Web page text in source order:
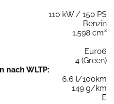
110 kW / 150 PS
Benzin
1.598 cm³
Euro6
4 (Green)
nach WLTP:
6,6 l/100km
149 g/km
E